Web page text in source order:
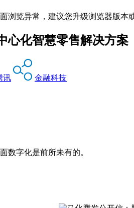
浏览异常，建议您升级浏览器版本
心化智慧零售解决方案
讯
金融科技
数字化是前所未有的。